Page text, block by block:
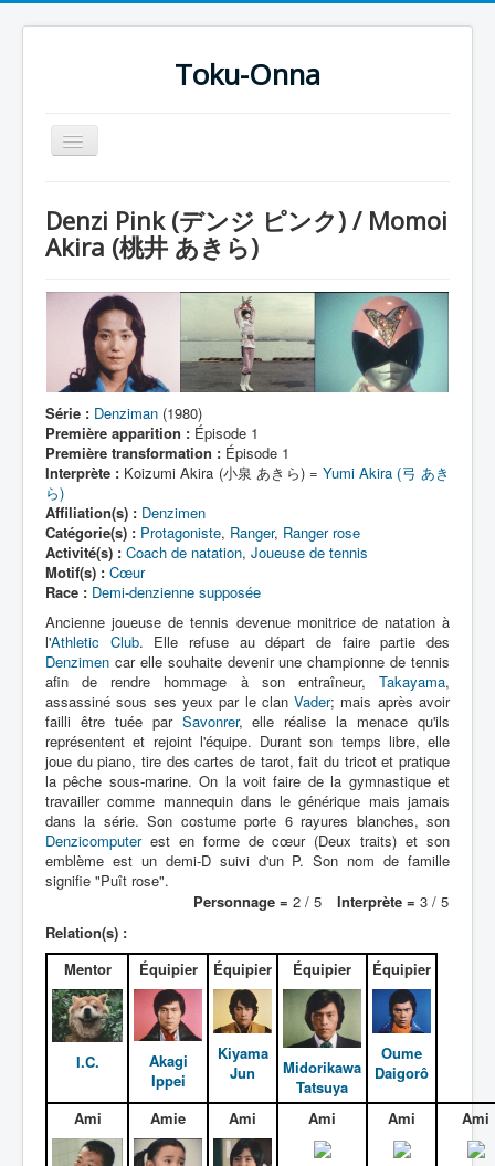
Toku-Onna
Basculer
la
Toku-Actrices
Séries
Films
COSAA
Dessins
Artiste Asperger
Lexique
Denshi sentai Denziman (電子 戦
隊 デンジマン) = Escadron
électronique Denziman
Série
Personnages
Mechas
Objets
Lieux
Épisodes
Chronologie
Fanservice
Denzimen
Entourage
Vader
Autres
Déguisements
Denzi Pink (デンジ ピンク) / Momoi
Akira (桃井 あきら)
Série : Denziman (1980)
Première apparition : Épisode 1
Première transformation : Épisode 1
Interprète : Koizumi Akira (小泉 あきら) =Yumi Akira (弓 あき
ら)
Affiliation(s) : Denzimen
Catégorie(s) : Protagoniste, Ranger, Ranger rose
Activité(s) : Coach de natation, Joueuse de tennis
Motif(s) : Cœur
Race : Demi-denzienne supposée
Ancienne joueuse de tennis devenue monitrice de natation à
l'Athletic Club. Elle refuse au départ de faire partie des
Denzimen car elle souhaite devenir une championne de tennis
afin de rendre hommage à son entraîneur, Takayama,
assassiné sous ses yeux par le clanVader; mais après avoir
failli être tuée par Savonrer, elle réalise la menace qu'ils
représentent et rejoint l'équipe. Durant son temps libre, elle
joue du piano, tire des cartes de tarot, fait du tricot et pratique
la pêche sous-marine. On la voit faire de la gymnastique et
travailler comme mannequin dans le générique mais jamais
dans la série. Son costume porte 6 rayures blanches, son
Denzicomputerest en forme de cœur (Deux traits) et son
emblème est un demi-D suivi d'un P. Son nom de famille
signifie "Puît rose".
Personnage = 2 / 5 Interprète = 3 / 5
Relation(s) :
Mentor
I.C.
Équipier
Akagi
Ippei
Équipier
Kiyama
Jun
Équipier
Midorikawa
Tatsuya
Équipier
Oume
Daigorô
Ami Amie Ami Ami Ami Ami